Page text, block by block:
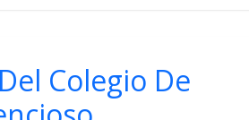
Colegio De